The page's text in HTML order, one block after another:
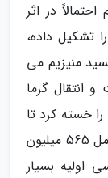
در اثر
تشکیل داده،
منیزیم می
انتقال گرما
خسته کرد تا
جایی که میدان مغناطیسی تقریباً به طور کامل 565 میلیون
اولیه بسیار